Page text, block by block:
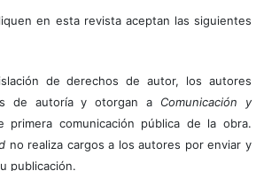
en esta revista aceptan las siguientes
de derechos de autor, los autores
de autoría y otorgan a Comunicación y
comunicación pública de la obra.
no realiza cargos a los autores por enviar y
publicación.